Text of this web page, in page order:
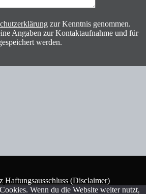
zur Kenntnis genommen.
Angaben zur Kontaktaufnahme und für
werden.
Haftungsausschluss (Disclaimer)
Wenn du die Website weiter nutzt,